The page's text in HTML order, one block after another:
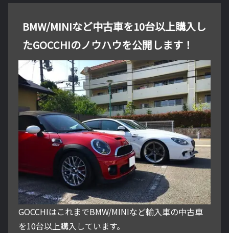
BMW/MINIなど中古車を10台以上購入し
たGOCCHIのノウハウを公開します！
GOCCHIはこれまでBMW/MINIなど輸入車の中古車
を10台以上購入しています。